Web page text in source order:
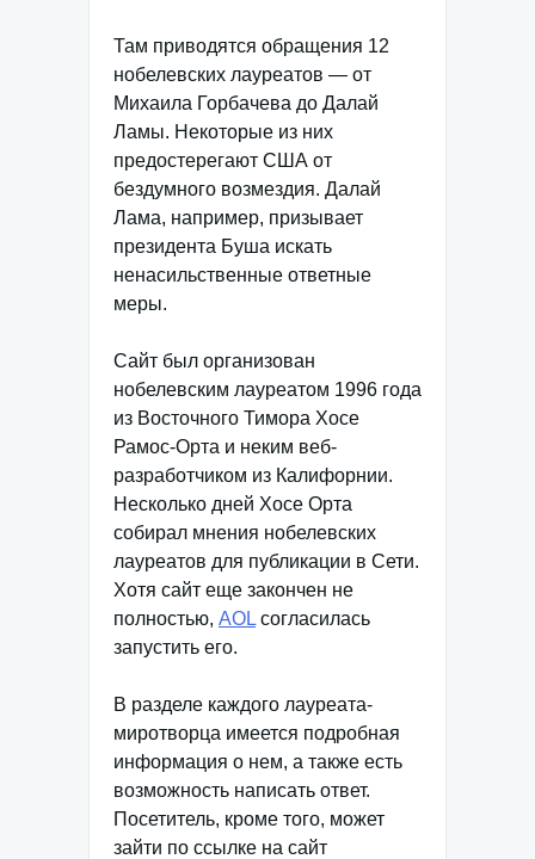
Там приводятся обращения 12
нобелевских лауреатов — от
Михаила Горбачева до Далай
Ламы. Некоторые из них
предостерегают США от
бездумного возмездия. Далай
Лама, например, призывает
президента Буша искать
ненасильственные ответные
меры.
Сайт был организован
нобелевским лауреатом 1996 года
из Восточного Тимора Хосе
Рамос-Орта и неким веб-
разработчиком из Калифорнии.
Несколько дней Хосе Орта
собирал мнения нобелевских
лауреатов для публикации в Сети.
Хотя сайт еще закончен не
полностью, AOL согласилась
запустить его.
В разделе каждого лауреата-
миротворца имеется подробная
информация о нем, а также есть
возможность написать ответ.
Посетитель, кроме того, может
зайти по ссылке на сайт